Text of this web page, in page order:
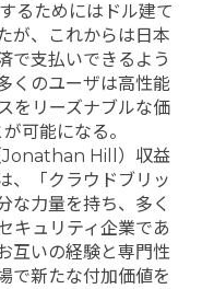
るためにはドル建て
が、これからは日本
で支払いできるよう
くのユーザは高性能
をリーズナブルな価
可能になる。
Jonathan Hill）収益
、「クラウドブリッ
な力量を持ち、多く
キュリティ企業であ
互いの経験と専門性
で新たな付加価値を